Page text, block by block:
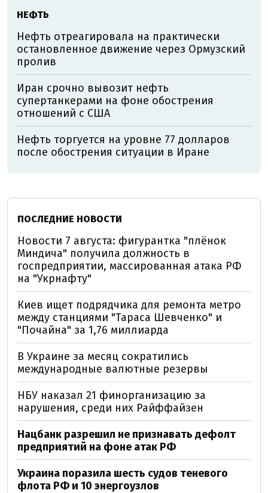
НЕФТЬ
Нефть отреагировала на практически
остановленное движение через Ормузский
пролив
Иран срочно вывозит нефть
супертанкерами на фоне обострения
отношений с США
Нефть торгуется на уровне 77 долларов
после обострения ситуации в Иране
ПОСЛЕДНИЕ НОВОСТИ
Новости 7 августа: фигурантка "плёнок
Миндича" получила должность в
госпредприятии, массированная атака РФ
на "Укрнафту"
Киев ищет подрядчика для ремонта метро
между станциями "Тараса Шевченко" и
"Почайна" за 1,76 миллиарда
В Украине за месяц сократились
международные валютные резервы
НБУ наказал 21 финорганизацию за
нарушения, среди них Райффайзен
Нацбанк разрешил не признавать дефолт
предприятий на фоне атак РФ
Украина поразила шесть судов теневого
флота РФ и 10 энергоузлов